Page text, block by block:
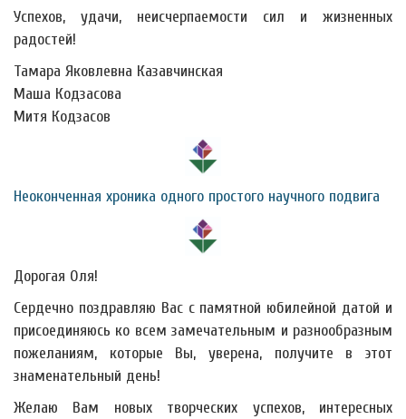
Успехов, удачи, неисчерпаемости сил и жизненных
радостей!
Тамара Яковлевна Казавчинская
Маша Кодзасова
Митя Кодзасов
Неоконченная хроника одного простого научного подвига
Дорогая Оля!
Сердечно поздравляю Вас с памятной юбилейной датой и
присоединяюсь ко всем замечательным и разнообразным
пожеланиям, которые Вы, уверена, получите в этот
знаменательный день!
Желаю Вам новых творческих успехов, интересных